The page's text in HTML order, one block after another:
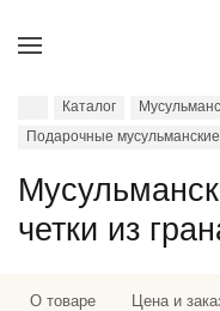
Каталог
Подарочные мусульманские
четки из
О товаре Цена и